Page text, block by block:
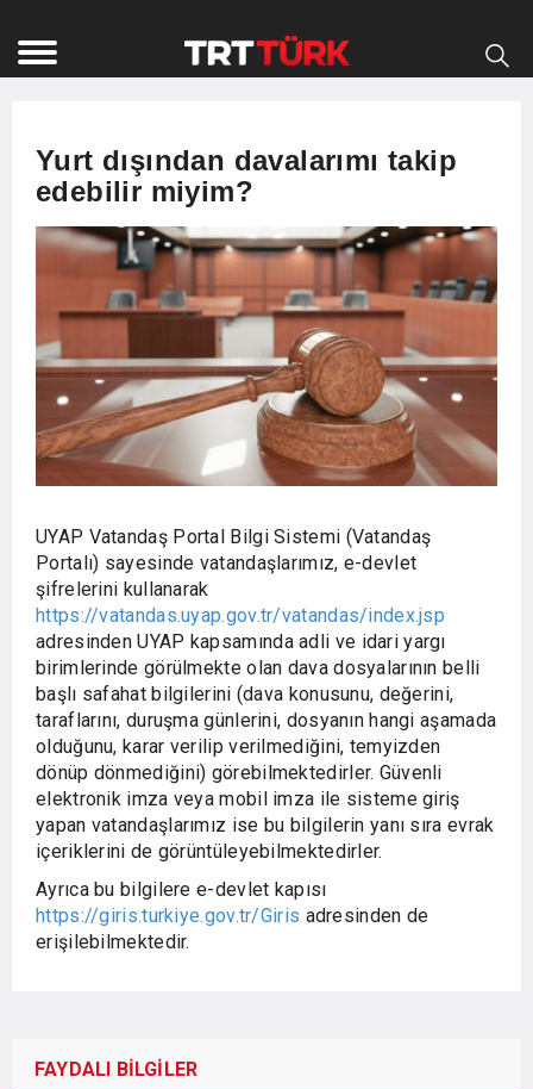
Yurt dışından davalarımı takip
edebilir miyim?
UYAP Vatandaş Portal Bilgi Sistemi (Vatandaş
Portalı) sayesinde vatandaşlarımız, e-devlet
şifrelerini kullanarak
https://vatandas.uyap.gov.tr/vatandas/index.jsp
adresinden UYAP kapsamında adli ve idari yargı
birimlerinde görülmekte olan dava dosyalarının belli
başlı safahat bilgilerini (dava konusunu, değerini,
taraflarını, duruşma günlerini, dosyanın hangi aşamada
olduğunu, karar verilip verilmediğini, temyizden
dönüp dönmediğini) görebilmektedirler. Güvenli
elektronik imza veya mobil imza ile sisteme giriş
yapan vatandaşlarımız ise bu bilgilerin yanı sıra evrak
içeriklerini de görüntüleyebilmektedirler.
Ayrıca bu bilgilere e-devlet kapısı
https://giris.turkiye.gov.tr/Giris adresinden de
erişilebilmektedir.
FAYDALI BİLGİLER